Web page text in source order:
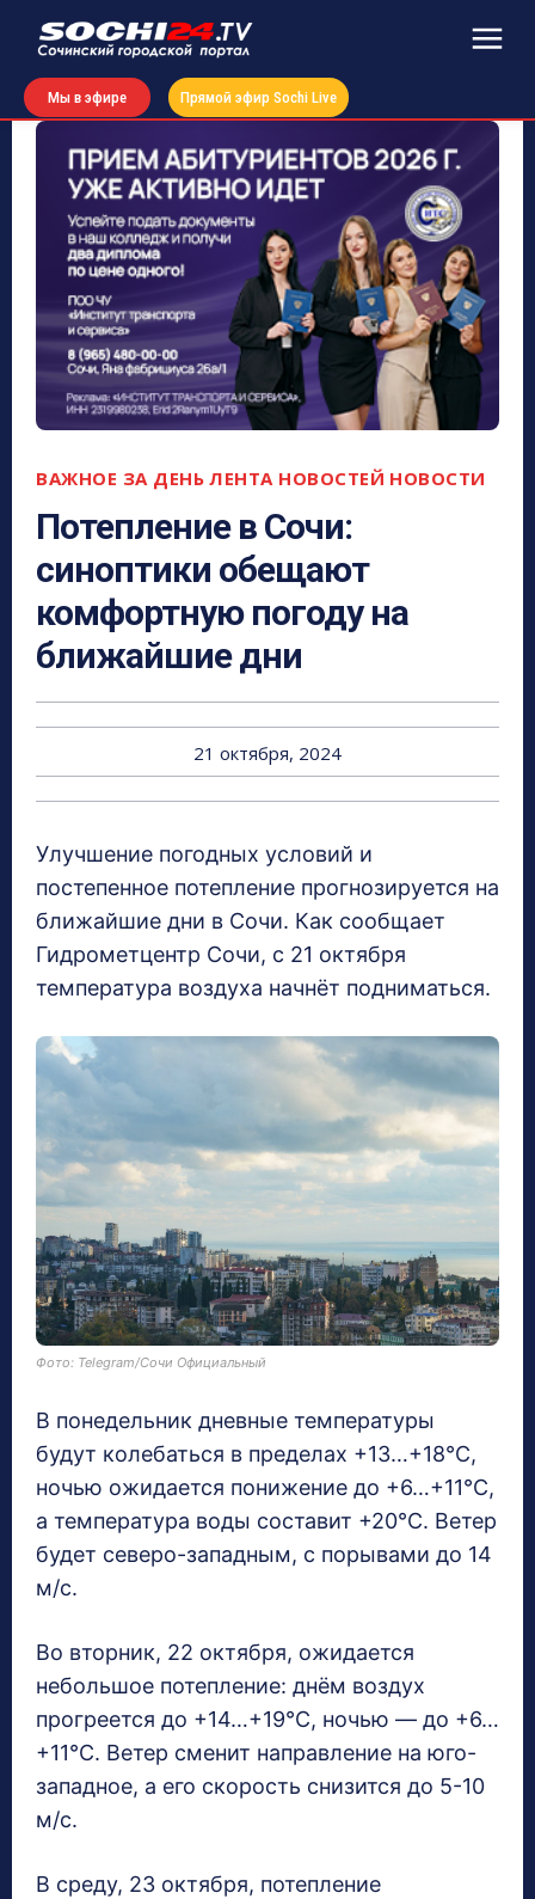
Мы в эфире Прямой эфир Sochi Live
ВАЖНОЕ ЗА ДЕНЬ ЛЕНТА НОВОСТЕЙ НОВОСТИ
Потепление в Сочи:
синоптики обещают
комфортную погоду на
ближайшие дни
21 октября, 2024
Улучшение погодных условий и
постепенное потепление прогнозируется на
ближайшие дни в Сочи. Как сообщает
Гидрометцентр Сочи, с 21 октября
температура воздуха начнёт подниматься.
Фото: Telegram/Сочи Официальный
В понедельник дневные температуры
будут колебаться в пределах +13…+18°C,
ночью ожидается понижение до +6…+11°C,
а температура воды составит +20°C. Ветер
будет северо-западным, с порывами до 14
м/с.
Во вторник, 22 октября, ожидается
небольшое потепление: днём воздух
прогреется до +14…+19°C, ночью — до +6…
+11°C. Ветер сменит направление на юго-
западное, а его скорость снизится до 5-10
м/с.
В среду, 23 октября, потепление